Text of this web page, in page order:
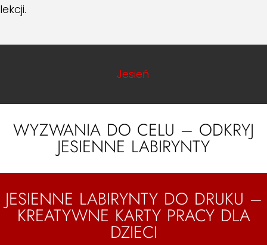
lekcji.
Jesień
WYZWANIA DO CELU – ODKRYJ
JESIENNE LABIRYNTY
JESIENNE LABIRYNTY DO DRUKU –
KREATYWNE KARTY PRACY DLA
DZIECI